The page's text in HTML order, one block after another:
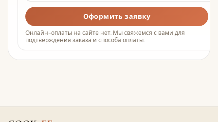
Оформить заявку
Онлайн-оплаты на сайте нет. Мы свяжемся с вами для
подтверждения заказа и способа оплаты.